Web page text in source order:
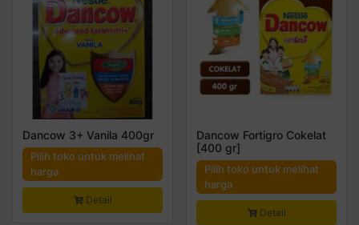
Dancow 3+ Vanila 400gr
Pilih toko untuk melihat
harga
Detail
Dancow Fortigro Cokelat
[400 gr]
Pilih toko untuk melihat
harga
Detail